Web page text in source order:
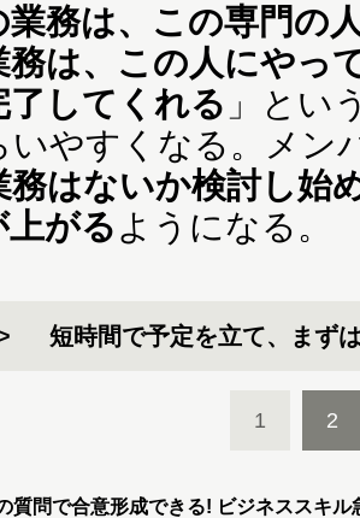
業務は、この専門の
務は、この人にやっ
了してくれる 」とい
いやすくなる。メン
務はないか検討し始
がるようになる。
短時間で予定を立て、まず
1 2
質問で合意形成できる! ビジネススキル